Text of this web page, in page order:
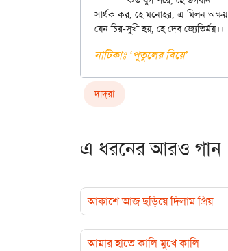
সার্থক কর, হে মনোহর, এ মিলন অক্ষয়
নাটিকাঃ ‌‘পুতুলের বিয়ে’
দাদ্‌রা
এ ধরনের আরও গান
আকাশে আজ ছড়িয়ে দিলাম প্রিয়
আমার হাতে কালি মুখে কালি